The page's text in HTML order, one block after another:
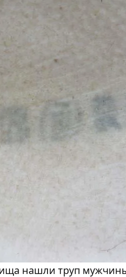
нашли труп